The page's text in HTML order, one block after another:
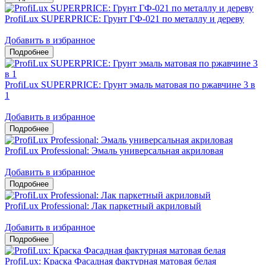
ProfiLux SUPERPRICE: Грунт ГФ-021 по металлу и дереву
Добавить в избранное
ProfiLux SUPERPRICE: Грунт эмаль матовая по ржавчине 3 в
1
Добавить в избранное
ProfiLux Professional: Эмаль универсальная акриловая
Добавить в избранное
ProfiLux Professional: Лак паркетный акриловый
Добавить в избранное
ProfiLux: Краска Фасадная фактурная матовая белая